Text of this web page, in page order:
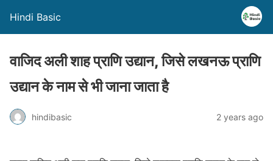
Hindi Basic
वाजिद अली शाह प्राणि उद्यान, जिसे लखनऊ प्राणि
उद्यान के नाम से भी जाना जाता है
hindibasic 2 years ago